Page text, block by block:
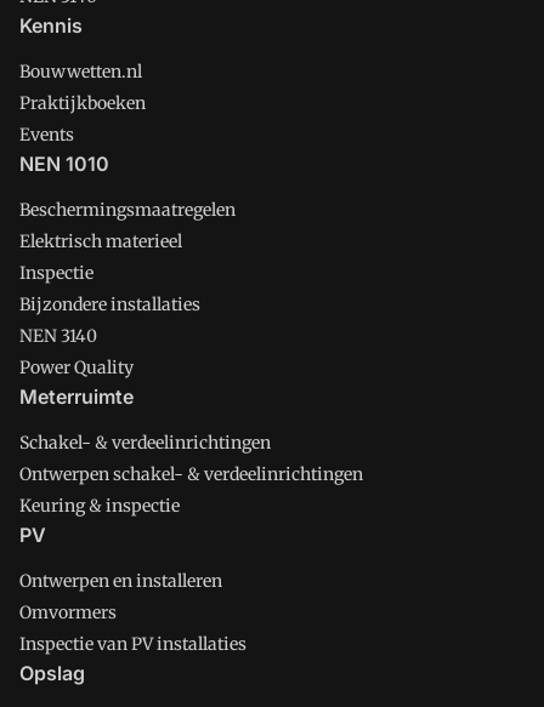
Kennis
Bouwwetten.nl
Praktijkboeken
Events
NEN 1010
Beschermingsmaatregelen
Elektrisch materieel
Inspectie
Bijzondere installaties
NEN 3140
Power Quality
Meterruimte
Schakel- & verdeelinrichtingen
Ontwerpen schakel- & verdeelinrichtingen
Keuring & inspectie
PV
Ontwerpen en installeren
Omvormers
Inspectie van PV installaties
Opslag